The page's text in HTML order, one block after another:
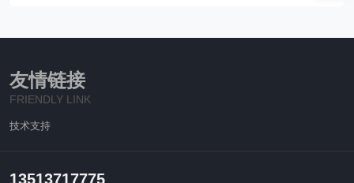
友情链接
FRIENDLY LINK
技术支持
13513717775